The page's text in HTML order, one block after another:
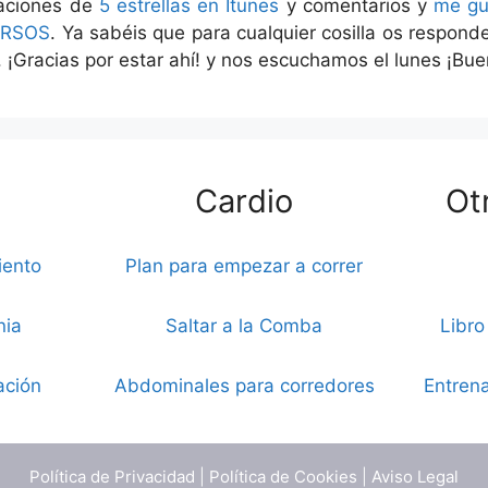
de 5 estrellas en Itunes y comentarios y me
. Ya sabéis que para cualquier cosilla os
¡Gracias por estar ahí! y nos escuchamos el lunes
Cardio
Plan para empezar a correr
Saltar a la Comba
Abdominales para corredores
Política de Privacidad Política de Cookies Aviso Legal